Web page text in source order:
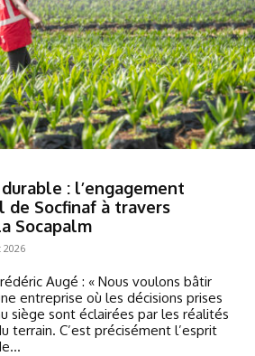
: l’engagement
de Socfinaf à travers
Socapalm
2026
Augé : « Nous voulons bâtir
entreprise où les décisions prises
siège sont éclairées par les réalités
terrain. C’est précisément l’esprit